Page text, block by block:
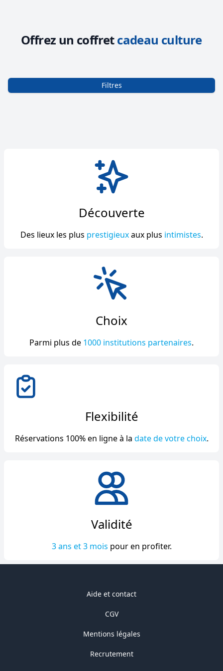
Offrez un coffretcadeau culture
Filtres
Découverte
Des lieux les plus prestigieuxaux plus intimistes.
Choix
Parmi plus de 1000 institutions partenaires.
Flexibilité
Réservations 100% en ligne à la date de votre choix.
Validité
3 ans et 3 mois pour en profiter.
Aide et contact
CGV
Mentions légales
Recrutement